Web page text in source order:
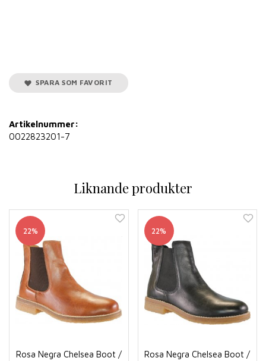
SPARA SOM FAVORIT
Artikelnummer:
0022823201-7
Liknande produkter
22%
Rosa Negra Chelsea Boot /
22%
Rosa Negra Chelsea Boot /